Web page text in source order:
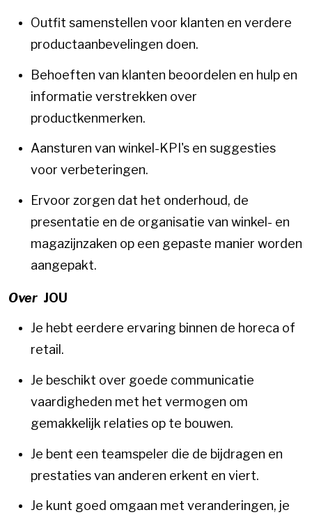
Outfit samenstellen voor klanten en verdere
productaanbevelingen doen.
Behoeften van klanten beoordelen en hulp en
informatie verstrekken over
productkenmerken.
Aansturen van winkel-KPI's en suggesties
voor verbeteringen.
Ervoor zorgen dat het onderhoud, de
presentatie en de organisatie van winkel- en
magazijnzaken op een gepaste manier worden
aangepakt.
Over JOU
Je hebt eerdere ervaring binnen de horeca of
retail.
Je beschikt over goede communicatie
vaardigheden met het vermogen om
gemakkelijk relaties op te bouwen.
Je bent een teamspeler die de bijdragen en
prestaties van anderen erkent en viert.
Je kunt goed omgaan met veranderingen, je